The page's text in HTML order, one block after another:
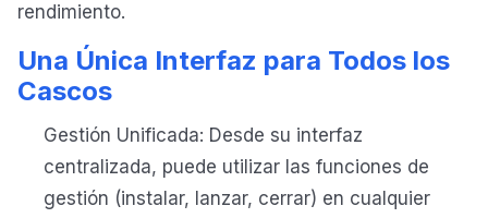
rendimiento.
Una Única Interfaz para Todos los
Cascos
Gestión Unificada: Desde su interfaz
centralizada, puede utilizar las funciones de
gestión (instalar, lanzar, cerrar) en cualquier